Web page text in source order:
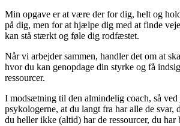
Min opgave er at være der for dig, helt og
på dig, men for at hjælpe dig med at finde
kan stå stærkt og føle dig rodfæstet.
Når vi arbejder sammen, handler det om at
hvor du kan genopdage din styrke og få
ressourcer.
I modsætning til den almindelig coach, så ved
psykologerne, at du langt fra har alle de svar,
du heller ikke (altid) har de ressourcer, du har